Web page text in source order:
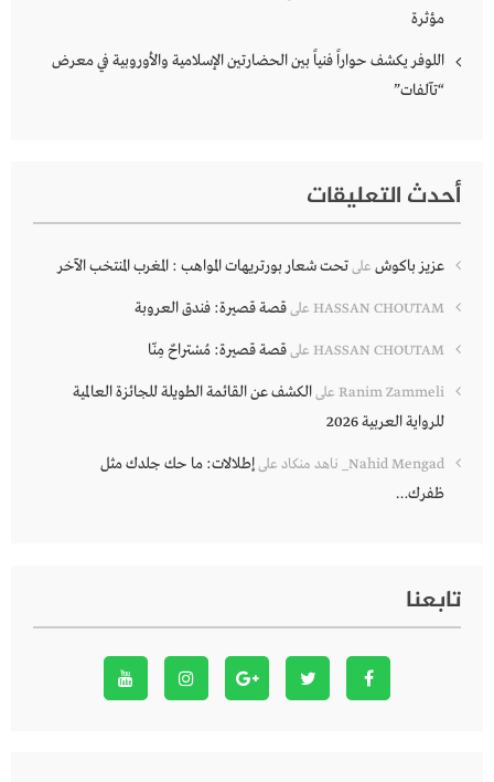
مؤثرة
اللوفر يكشف حواراً فنياً بين الحضارتين الإسلامية والأوروبية في معرض
“تآلفات”
أحدث التعليقات
عزيز باكوش علىتحت شعار بورتريهات المواهب : المغرب المنتخب الآخر
HASSAN CHOUTAM علىقصة قصيرة: فندق العروبة
HASSAN CHOUTAM علىقصة قصيرة: مُسْتراحٌ مِنّا
Ranim Zammeli علىالكشف عن القائمة الطويلة للجائزة العالمية
للرواية العربية 2026
Nahid Mengad_ ناهد منكاد علىإطلالات: ما حك جلدك مثل
ظفرك…
تابعنا